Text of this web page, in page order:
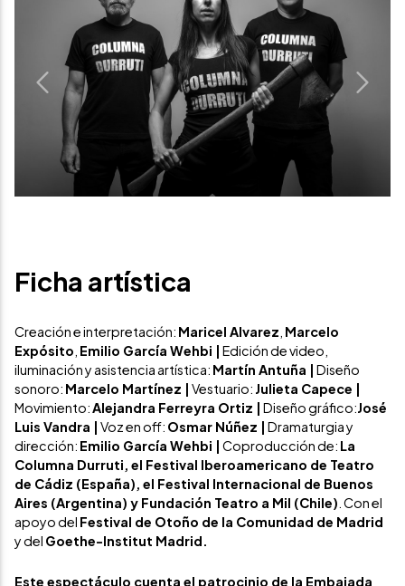
Previous Next
Ficha artística
Creación e interpretación: Maricel Alvarez Marcelo
Expósito Emilio García Wehbi | Edición de video,
iluminación y asistencia artística: Martín Antuña | Diseño
sonoro: Marcelo Martínez | Vestuario: Julieta Capece |
Movimiento: Alejandra Ferreyra Ortiz | Diseño gráfico:José
Luis Vandra | Voz en off: Osmar Núñez | Dramaturgia y
dirección: Emilio García Wehbi | Coproducción de: La
Columna Durruti, el Festival Iberoamericano de Teatro
de Cádiz (España), el Festival Internacional de Buenos
Aires (Argentina) y Fundación Teatro a Mil (Chile) . Con el
apoyo del Festival de Otoño de la Comunidad de Madrid
y del Goethe-Institut Madrid.
Este espectáculo cuenta el patrocinio de la Embajada